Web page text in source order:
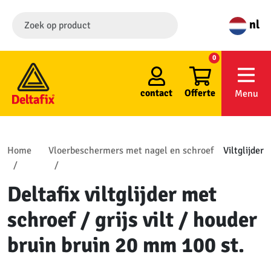
nl
contact Offerte
0
Menu
Home Vloerbeschermers met nagel en schroef Viltglijder
Deltafix viltglijder met
schroef / grijs vilt / houder
bruin bruin 20 mm 100 st.